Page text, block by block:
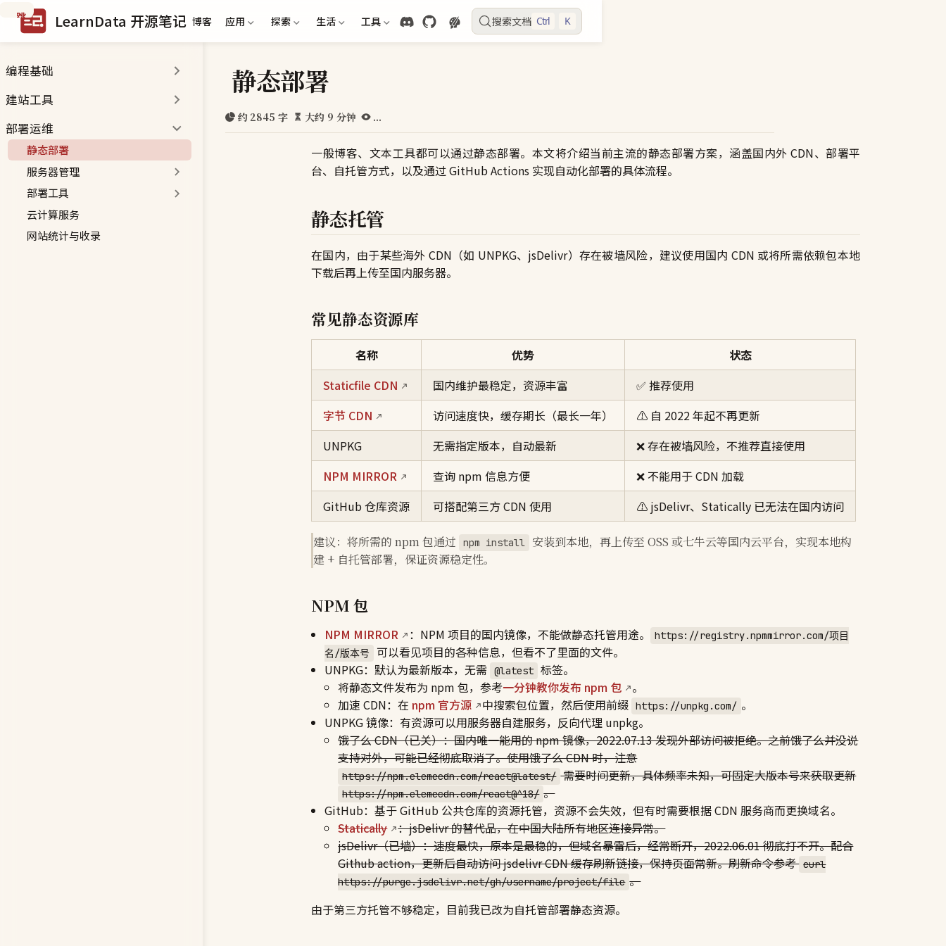
跳
到
主
内
容
LearnData 开源笔记 博客 应用 探索 生活 工具 搜索文档 Ctrl K
编程基础
建站工具
部署运维
静态部署
服务器管理
部署工具
云计算服务
网站统计与收录
静态部署
约 2845 字 大约 9 分钟 ...
一般博客、文本工具都可以通过静态部署。本文将介绍当前主流的静态部署方案，涵盖国内外 CDN、部署平
台、自托管方式，以及通过 GitHub Actions 实现自动化部署的具体流程。
静态托管
在国内，由于某些海外 CDN（如 UNPKG、jsDelivr）存在被墙风险，建议使用国内 CDN 或将所需依赖包本地
下载后再上传至国内服务器。
常见静态资源库
名称 优势
状态
Staticfile CDN
国内维护最稳定，资源丰富
✅ 推荐使用
字节 CDN
访问速度快，缓存期长（最长一年）
⚠️ 自 2022 年起不再更新
UNPKG
无需指定版本，自动最新
❌ 存在被墙风险，不推荐直接使用
NPM MIRROR
查询 npm 信息方便
❌ 不能用于 CDN 加载
GitHub 仓库资源
可搭配第三方 CDN 使用 ⚠️ jsDelivr、Statically 已无法在国内访问
建议：将所需的 npm 包通过 npm install
安装到本地，再上传至 OSS 或七牛云等国内云平台，实现本地构
建 + 自托管部署，保证资源稳定性。
NPM 包
NPM MIRROR ：NPM 项目的国内镜像，不能做静态托管用途。
https://registry.npmmirror.com/项目
名/版本号
可以看见项目的各种信息，但看不了里面的文件。
UNPKG：默认为最新版本，无需
@latest 标签。
将静态文件发布为 npm 包，参考一分钟教你发布 npm 包
。
加速 CDN：在 npm 官方源 中搜索包位置，然后使用前缀 https://unpkg.com/ 。
UNPKG 镜像：有资源可以用服务器自建服务，反向代理 unpkg。
饿了么 CDN（已关）：国内唯一能用的 npm 镜像，2022.07.13 发现外部访问被拒绝。之前饿了么并没说
支持对外，可能已经彻底取消了。使用饿了么 CDN 时，注意
https://npm.elemecdn.com/react@latest/ 需要时间更新，具体频率未知，可固定大版本号来获取更新
https://npm.elemecdn.com/react@^18/ 。
GitHub：基于 GitHub 公共仓库的资源托管，资源不会失效，但有时需要根据 CDN 服务商而更换域名。
Statically
：jsDelivr 的替代品，在中国大陆所有地区连接异常。
jsDelivr（已墙）：速度最快，原本是最稳的，但域名暴雷后，经常断开，2022.06.01 彻底打不开。配合
Github action，更新后自动访问 jsdelivr CDN 缓存刷新链接，保持页面常新。刷新命令参考 curl
https://purge.jsdelivr.net/gh/username/project/file 。
由于第三方托管不够稳定，目前我已改为自托管部署静态资源。